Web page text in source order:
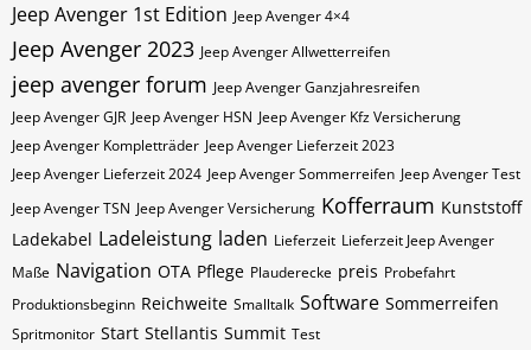
Jeep Avenger 1st Edition Jeep Avenger 4×4
Jeep Avenger 2023 Jeep Avenger Allwetterreifen
jeep avenger forum Jeep Avenger Ganzjahresreifen
Jeep Avenger GJR Jeep Avenger HSN Jeep Avenger Kfz Versicherung
Jeep Avenger Kompletträder Jeep Avenger Lieferzeit 2023
Jeep Avenger Lieferzeit 2024 Jeep Avenger Sommerreifen Jeep Avenger Test
Jeep Avenger TSN Jeep Avenger Versicherung Kofferraum Kunststoff
Ladekabel Ladeleistung laden Lieferzeit Lieferzeit Jeep Avenger
Maße Navigation OTA Pflege Plauderecke preis Probefahrt
Produktionsbeginn Reichweite Smalltalk Software Sommerreifen
Spritmonitor Start Stellantis Summit Test